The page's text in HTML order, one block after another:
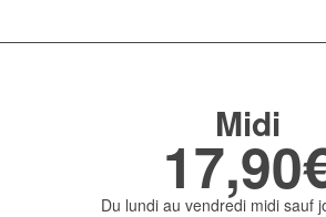
Midi
Du lundi au vendredi midi sauf